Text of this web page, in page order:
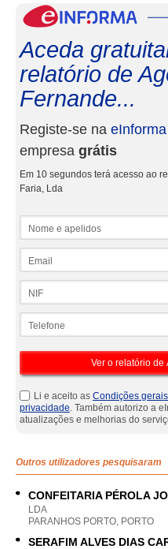
Aceda
relatório de
Fernande...
Registe-se na eInforma
empresa grátis
Em 10 segundos terá acesso ao
Faria, Lda
Li e aceito as Condições gerais
privacidade. Também autorizo a
atualizações e melhorias do
Outros utilizadores pesquisaram
CONFEITARIA PÉROLA
LDA
PARANHOS PORTO, PORTO
SERAFIM ALVES DIAS